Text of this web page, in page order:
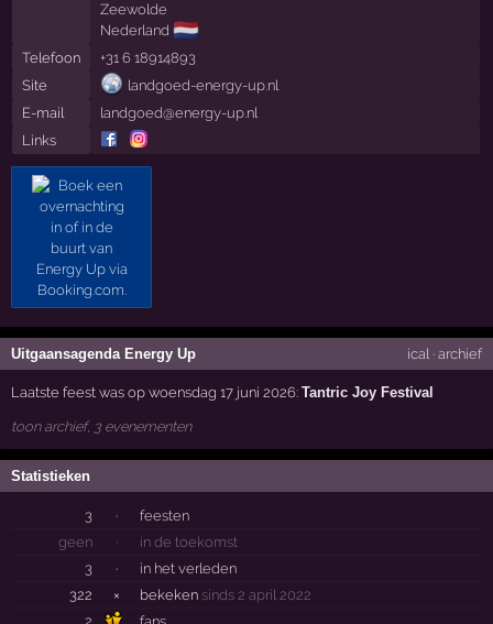
Zeewolde
Nederland 🇳🇱
Telefoon
+31 6 18914893
Site
landgoed-energy-up.nl
E-mail
landgoed@energy-up.nl
Links
Uitgaansagenda Energy Up ical· archief
Laatste feest was op woensdag 17 juni 2026:Tantric Joy Festival
toon archief, 3 evenementen
Statistieken
3 ·
feesten
geen
·
in de toekomst
3
·
in het verleden
322
× bekeken sinds 2 april 2022